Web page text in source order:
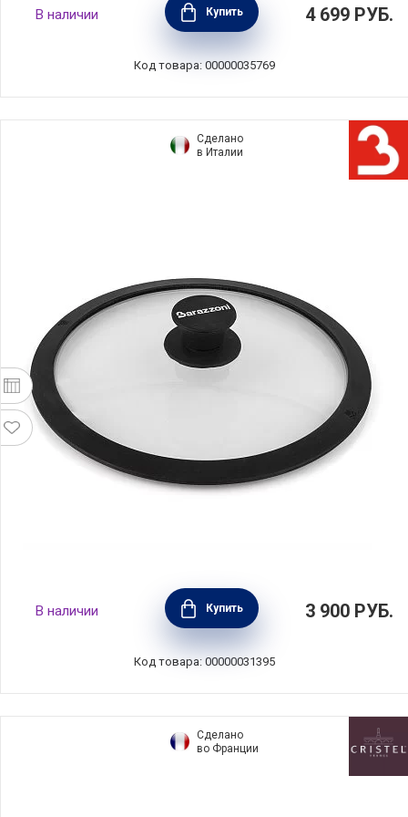
Silampos, Португалия, 634000WR8124100
В наличии Купить 4 699 РУБ.
Код товара: 00000035769
Сделано
в Италии
Крышка 24 см с силиконовым ободом,
Barazzoni, Италия, 849134024
В наличии Купить 3 900 РУБ.
Код товара: 00000031395
Сделано
во Франции